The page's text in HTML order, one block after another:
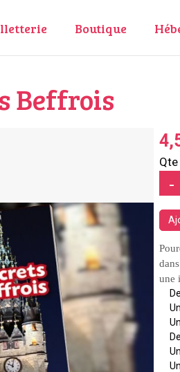
Boutique
Beffrois
Qte
-
une